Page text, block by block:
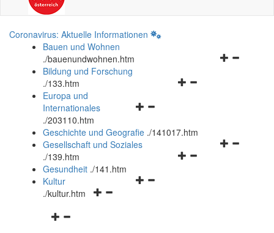
Coronavirus: Aktuelle Informationen
Bauen und Wohnen
./bauenundwohnen.htm
Navigationsmenü
Bildung und Forschung
./133.htm
Navigationsmenü
und
schließen
Europa und
Internationales
./203110.htm
Geschichte und Geografie ./141017.htm
Navigationsmenü
Gesellschaft und Soziales
./139.htm
Navigationsmenü
Gesundheit ./141.htm
Navigationsmenü
Kultur
./kultur.htm
Navigationsmenü